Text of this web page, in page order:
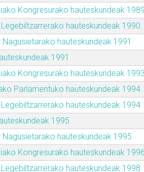
Kongresurako hauteskundeak 1989
hauteskundeak 1990
Nagusietarako hauteskundeak 1991
1991
Kongresurako hauteskundeak 1993
Parlamentuko hauteskundeak 1994
hauteskundeak 1994
1995
Nagusietarako hauteskundeak 1995
Kongresurako hauteskundeak 1996
hauteskundeak 1998